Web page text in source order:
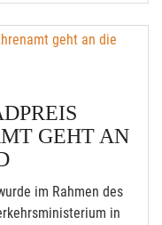
GEHT AN
im Rahmen des
in